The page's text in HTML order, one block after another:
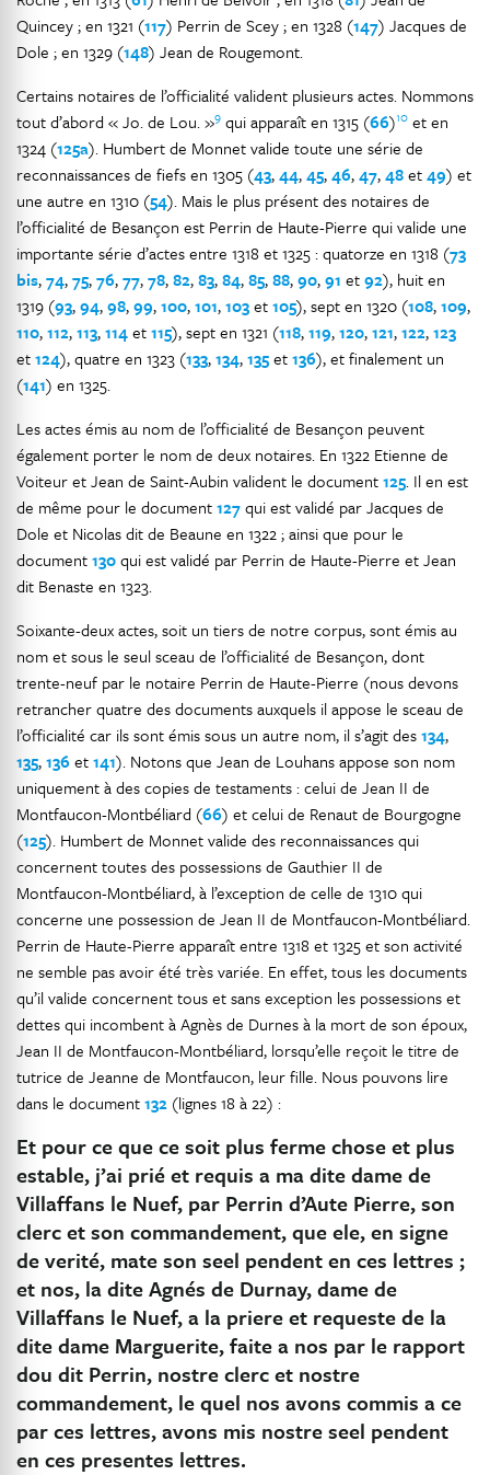
Quincey ; en 1321 (117) Perrin de Scey ; en 1328 (147) Jacques de
Dole ; en 1329 (148) Jean de Rougemont.
Certains notaires de l’officialité valident plusieurs actes. Nommons
tout d’abord « Jo. de Lou. »9 qui apparaît en 1315 (66)10 et en
1324 (125a). Humbert de Monnet valide toute une série de
reconnaissances de fiefs en 1305 (43,44,45,46,47,48et49) et
une autre en 1310 (54). Mais le plus présent des notaires de
l’officialité de Besançon est Perrin de Haute-Pierre qui valide une
importante série d’actes entre 1318 et 1325 : quatorze en 1318 (73
bis,74,75,76,77,78,82,83,84,85,88,90,91 et92), huit en
1319 (93,94,98,99,100,101,103et105), sept en 1320 (108,109,
110,112,113,114et115), sept en 1321 (118,119,120,121,122,123
et124), quatre en 1323 (133,134,135et136), et finalement un
(141) en 1325.
Les actes émis au nom de l’officialité de Besançon peuvent
également porter le nom de deux notaires. En 1322 Etienne de
Voiteur et Jean de Saint-Aubin valident le document125. Il en est
de même pour le document127qui est validé par Jacques de
Dole et Nicolas dit de Beaune en 1322 ; ainsi que pour le
document130qui est validé par Perrin de Haute-Pierre et Jean
dit Benaste en 1323.
Soixante-deux actes, soit un tiers de notre corpus, sont émis au
nom et sous le seul sceau de l’officialité de Besançon, dont
trente-neuf par le notaire Perrin de Haute-Pierre (nous devons
retrancher quatre des documents auxquels il appose le sceau de
l’officialité car ils sont émis sous un autre nom, il s’agit des134,
135,136et141). Notons que Jean de Louhans appose son nom
uniquement à des copies de testaments : celui de Jean II de
Montfaucon-Montbéliard (66) et celui de Renaut de Bourgogne
(125). Humbert de Monnet valide des reconnaissances qui
concernent toutes des possessions de Gauthier II de
Montfaucon-Montbéliard, à l’exception de celle de 1310 qui
concerne une possession de Jean II de Montfaucon-Montbéliard.
Perrin de Haute-Pierre apparaît entre 1318 et 1325 et son activité
ne semble pas avoir été très variée. En effet, tous les documents
qu’il valide concernent tous et sans exception les possessions et
dettes qui incombent à Agnès de Durnes à la mort de son époux,
Jean II de Montfaucon-Montbéliard, lorsqu’elle reçoit le titre de
tutrice de Jeanne de Montfaucon, leur fille. Nous pouvons lire
dans le document132 (lignes 18 à 22) :
Et pour ce que ce soit plus ferme chose et plus
estable, j’ai prié et requis a ma dite dame de
Villaffans le Nuef, par Perrin d’Aute Pierre,son
clerc et son commandement, que ele, en signe
de verité, mate son seel pendent en ces lettres ;
et nos, la dite Agnés de Durnay, dame de
Villaffans le Nuef, a la priere et requeste de la
dite dame Marguerite, faite a nos par le rapport
dou dit Perrin, nostre clerc et nostre
commandement, le quel nos avons commis a ce
par ces lettres, avons mis nostre seel pendent
en ces presentes lettres.